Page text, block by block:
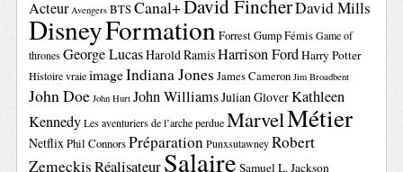
Acteur Avengers BTSCanal+David FincherDavid Mills
DisneyFormationForrest GumpFémis Game of
thrones George LucasHarold RamisHarrison FordHarry Potter
Histoire vraie imageIndiana Jones James Cameron Jim Broadbent
John Doe John Hurt John WilliamsJulian GloverKathleen
Kennedy Les aventuriers de l’arche perdue MarvelMétier
NetflixPhil ConnorsPréparation Punxsutawney Robert
ZemeckisRéalisateurSalaire Samuel L. Jackson